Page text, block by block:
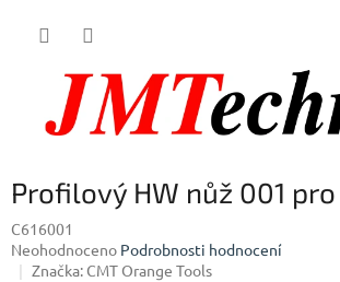
Profilový HW nůž 001
C616001
Průměrné
hodnocení
Neohodnoceno Podrobnosti hodnocení
Značka: CMT Orange Tools